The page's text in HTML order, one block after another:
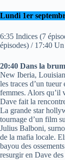
Lundi 1er
6:35 Indices (7
épisodes) / 17:40
20:40 Dans la
New Iberia,
les traces d’un tueur
femmes. Alors qu’il
Dave fait la
La grande star
tournage d’un film
Julius Balboni,
de la mafia locale.
bayou des
resurgir en Dave